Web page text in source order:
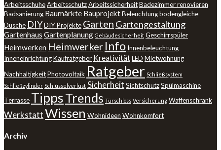
ArbeitsschuheArbeitsschutzArbeitssicherheitBadezimmer renovieren
Badsanierung Baumärkte BauprojektBeleuchtungbodengleiche
Dusche DIYDIY Projekte Garten Gartengestaltung
Gartenhaus Gartenplanung Gebäudesicherheit Geschirrspüler
Heimwerken Heimwerker Info Innenbeleuchtung
InneneinrichtungKaufratgeber KreativitätLED Mietwohnung
NachhaltigkeitPhotovoltaik Ratgeber Schließsystem
Schließzylinder Schlüsselverlust Sicherheit SichtschutzSpülmaschine
Terrasse TippsTrends Türschloss Versicherung Waffenschrank
WerkstattWissen Wohnideen Wohnkomfort
Archiv